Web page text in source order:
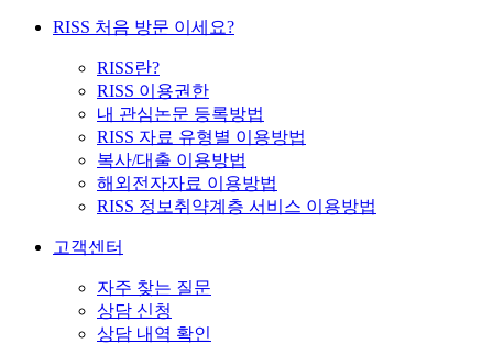
RISS 처음 방문 이세요?
RISS란?
RISS 이용권한
내 관심논문 등록방법
RISS 자료 유형별 이용방법
복사/대출 이용방법
해외전자자료 이용방법
RISS 정보취약계층 서비스 이용방법
고객센터
자주 찾는 질문
상담 신청
상담 내역 확인